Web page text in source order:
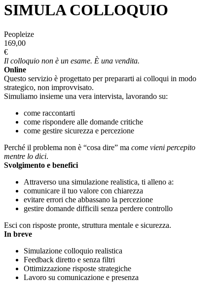
SIMULA COLLOQUIO
Peopleize
169,00
€
Il colloquio non è un esame. È una vendita.
Online
Questo servizio è progettato per prepararti ai colloqui in modo
strategico, non improvvisato.
Simuliamo insieme una vera intervista, lavorando su:
come raccontarti
come rispondere alle domande critiche
come gestire sicurezza e percezione
Perché il problema non è “cosa dire” ma come vieni percepito
mentre lo dici.
Svolgimento e benefici
Attraverso una simulazione realistica, ti alleno a:
comunicare il tuo valore con chiarezza
evitare errori che abbassano la percezione
gestire domande difficili senza perdere controllo
Esci con risposte pronte, struttura mentale e sicurezza.
In breve
Simulazione colloquio realistica
Feedback diretto e senza filtri
Ottimizzazione risposte strategiche
Lavoro su comunicazione e presenza